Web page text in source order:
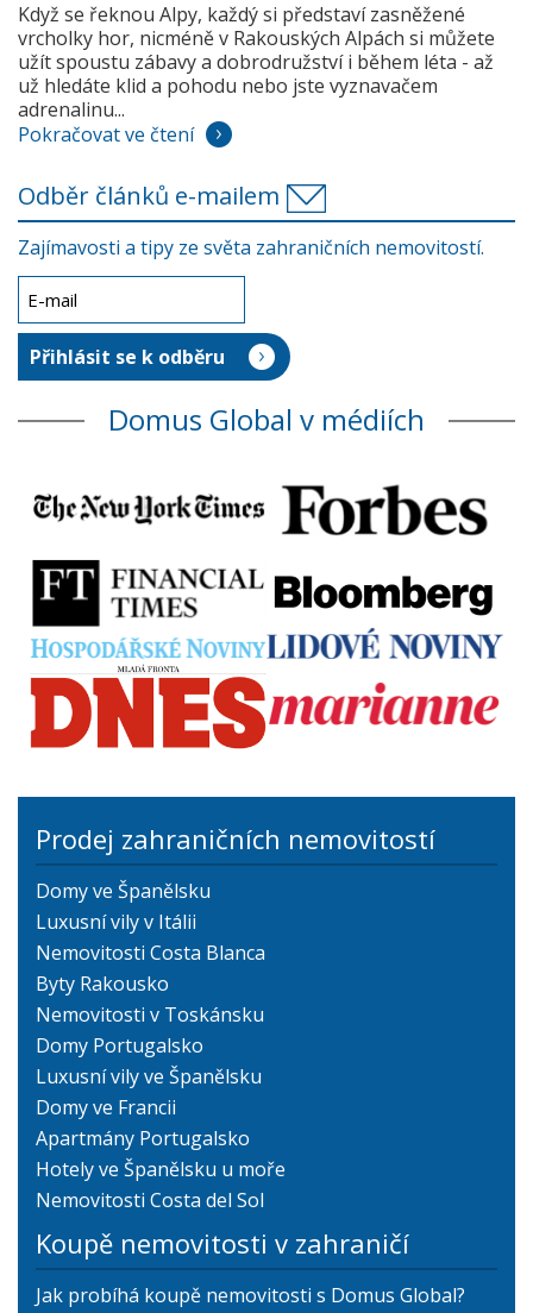
Když se řeknou Alpy, každý si představí zasněžené
vrcholky hor, nicméně v Rakouských Alpách si můžete
užít spoustu zábavy a dobrodružství i během léta - až
už hledáte klid a pohodu nebo jste vyznavačem
adrenalinu...
Pokračovat ve čtení
Odběr článků e-mailem
Zajímavosti a tipy ze světa zahraničních nemovitostí.
Domus Global v médiích
Prodej zahraničních nemovitostí
Domy ve Španělsku
Luxusní vily v Itálii
Nemovitosti Costa Blanca
Byty Rakousko
Nemovitosti v Toskánsku
Domy Portugalsko
Luxusní vily ve Španělsku
Domy ve Francii
Apartmány Portugalsko
Hotely ve Španělsku u moře
Nemovitosti Costa del Sol
Koupě nemovitosti v zahraničí
Jak probíhá koupě nemovitosti s Domus Global?